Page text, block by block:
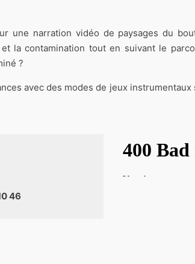
une narration vidéo de paysages du
la contamination tout en suivant le
?
avec des modes de jeux
46